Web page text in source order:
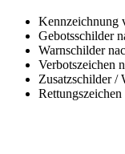
Kennzeichnung
Gebotsschilder
Warnschilder
Verbotszeichen
Zusatzschilder /
Rettungszeichen